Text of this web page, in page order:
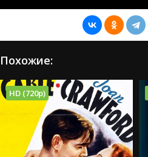
Похожие:
HD (720p)